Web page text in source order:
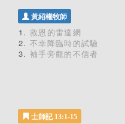
黃紹權牧師
救恩的雷達網
不幸降臨時的試驗
袖手旁觀的不信者
士師記 13:1-15